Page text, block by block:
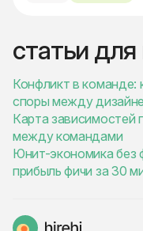
статьи
Конфликт в команде:
споры между
Карта зависимостей
между командами
Юнит-экономика без
прибыль фичи за 30